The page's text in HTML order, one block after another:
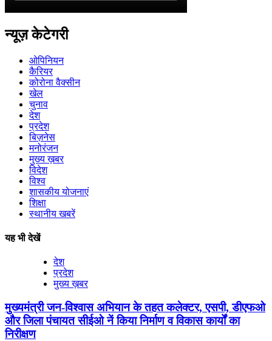
न्यूज़ केटेगरी
ओपिनियन
कैरियर
कोरोना वैक्सीन
खेल
चुनाव
देश
प्रदेश
बिज़नेस
मनोरंजन
मुख्य ख़बर
विदेश
विश्व
शासकीय योजनाएं
शिक्षा
स्थानीय खबरें
यह भी देखें
देश
प्रदेश
मुख्य ख़बर
मुख्यमंत्री जन-विश्वास अभियान के तहत कलेक्टर, एसपी, डीएफओ
और जिला पंचायत सीईओ नें किया निर्माण व विकास कार्यों का
निरीक्षण